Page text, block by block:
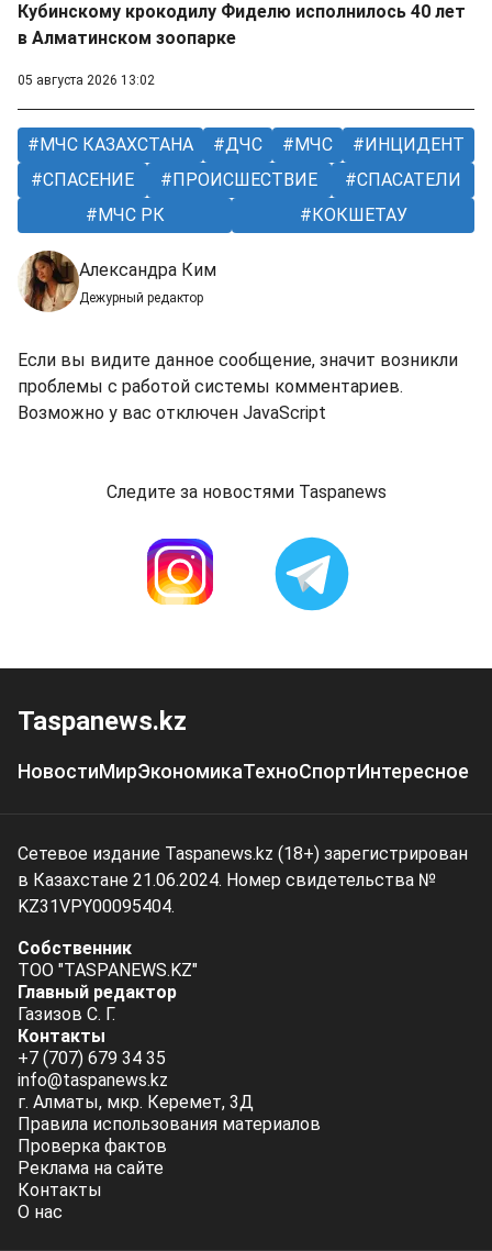
Кубинскому крокодилу Фиделю исполнилось 40 лет
в Алматинском зоопарке
05 августа 2026 13:02
МЧС КАЗАХСТАНА ДЧС МЧС
ИНЦИДЕНТ
СПАСЕНИЕ
ПРОИСШЕСТВИЕ
СПАСАТЕЛИ
МЧС РК
КОКШЕТАУ
Александра Ким
Дежурный редактор
Если вы видите данное сообщение, значит возникли
проблемы с работой системы комментариев.
Возможно у вас отключен JavaScript
Следите за новостями Taspanews
Taspanews.kz
НовостиМирЭкономикаТехноСпортИнтересное
Сетевое издание Taspanews.kz (18+) зарегистрирован
в Казахстане 21.06.2024. Номер свидетельства №
KZ31VPY00095404.
Собственник
ТОО "TASPANEWS.KZ"
Главный редактор
Газизов С. Г.
Контакты
+7 (707) 679 34 35
info@taspanews.kz
г. Алматы, мкр. Керемет, 3Д
Правила использования материалов
Проверка фактов
Реклама на сайте
Контакты
О нас